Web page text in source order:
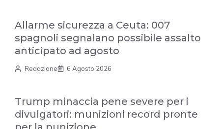
Allarme sicurezza a Ceuta: 007
spagnoli segnalano possibile assalto
anticipato ad agosto
Redazione 6 Agosto 2026
Trump minaccia pene severe per i
divulgatori: munizioni record pronte